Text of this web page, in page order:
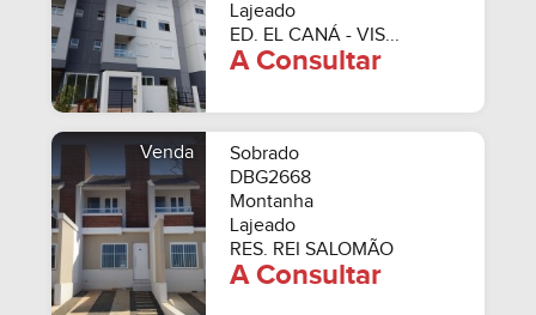
Lajeado
ED. EL CANÁ - VIS...
A Consultar
Venda
Sobrado
DBG2668
Montanha
Lajeado
RES. REI SALOMÃO
A Consultar